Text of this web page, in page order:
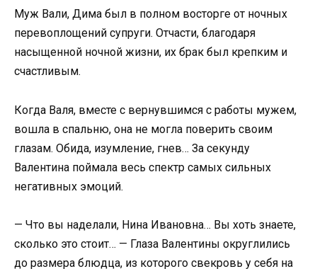
Муж Вали, Дима был в полном восторге от ночных
перевоплощений супруги. Отчасти, благодаря
насыщенной ночной жизни, их брак был крепким и
счастливым.
Когда Валя, вместе с вернувшимся с работы мужем,
вошла в спальню, она не могла поверить своим
глазам. Обида, изумление, гнев… За секунду
Валентина поймала весь спектр самых сильных
негативных эмоций.
— Что вы наделали, Нина Ивановна… Вы хоть знаете,
сколько это стоит… — Глаза Валентины округлились
до размера блюдца, из которого свекровь у себя на